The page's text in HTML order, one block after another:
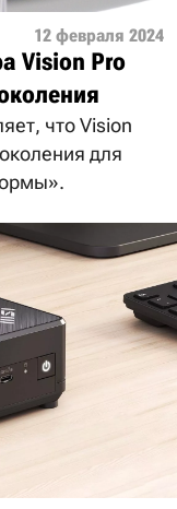
12 февраля 2024
Vision Pro
что Vision
для